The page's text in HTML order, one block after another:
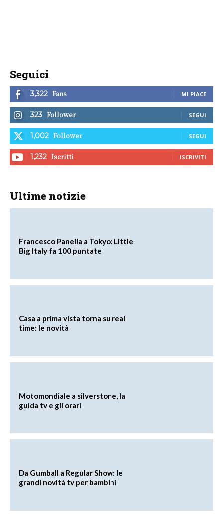
Seguici
3,322 Fans MI PIACE
323 Follower SEGUI
1,002 Follower SEGUI
1,232 Iscritti ISCRIVITI
Ultime notizie
Francesco Panella a Tokyo: Little
Big Italy fa 100 puntate
Casa a prima vista torna su real
time: le novità
Motomondiale a silverstone, la
guida tv e gli orari
Da Gumball a Regular Show: le
grandi novità tv per bambini